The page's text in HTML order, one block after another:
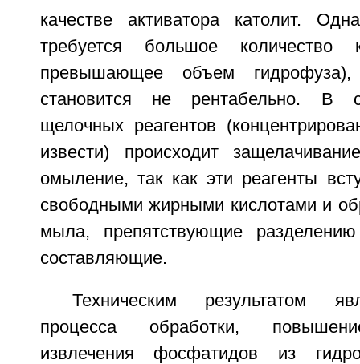
качестве активатора католит.
требуется большое
превышающее объем гидрофуза),
становится не рентабельно. В
щелочных реагентов
извести) происходит
омыление, так как эти реагенты
свободными жирными кислотами и
мыла, препятствующие
составляющие.
Техническим результатом
процесса обработки,
извлечения фосфатидов из